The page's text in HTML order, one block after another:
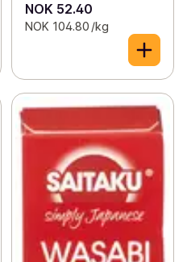
NOK 52.40
NOK 104.80 /kg